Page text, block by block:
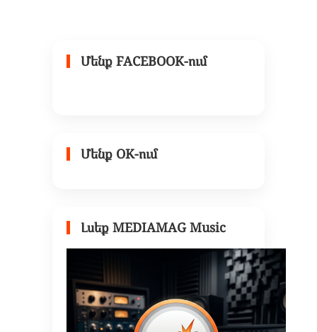
Մենք FACEBOOK-ում
Մենք OK-ում
Լսեք MEDIAMAG Music